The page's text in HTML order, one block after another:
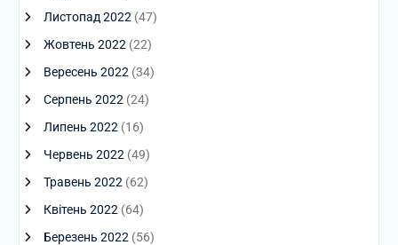
Листопад 2022 (47)
Жовтень 2022 (22)
Вересень 2022 (34)
Серпень 2022 (24)
Липень 2022 (16)
Червень 2022 (49)
Травень 2022 (62)
Квітень 2022 (64)
Березень 2022 (56)